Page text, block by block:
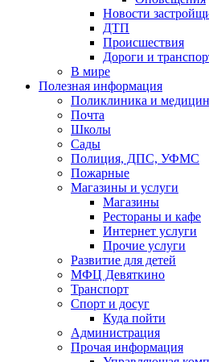
Новости
ДТП
Происшествия
Дороги и
В мире
Полезная информация
Поликлиника и
Почта
Школы
Сады
Полиция, ДПС, УФМС
Пожарные
Магазины и услуги
Магазины
Рестораны и кафе
Интернет услуги
Прочие услуги
Развитие для детей
МФЦ Девяткино
Транспорт
Спорт и досуг
Куда пойти
Администрация
Прочая информация